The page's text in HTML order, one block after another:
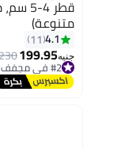
قطر
متنوعة)
4.1
11
جنيه199.95
#2 في مجفف الشعر مع موزعات
توصيل مجاني
#2 في مجفف الشعر مع موزعات